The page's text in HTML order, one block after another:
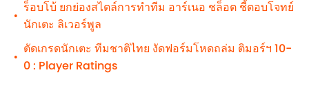
•
ร็อบโบ้ ยกย่องสไตล์การทำทีม อาร์เนอ ชล็อต ชี้ตอบโจทย์
นักเตะ ลิเวอร์พูล
•
ตัดเกรดนักเตะ ทีมชาติไทย งัดฟอร์มโหดถล่ม ติมอร์ฯ 10-
0 : Player Ratings